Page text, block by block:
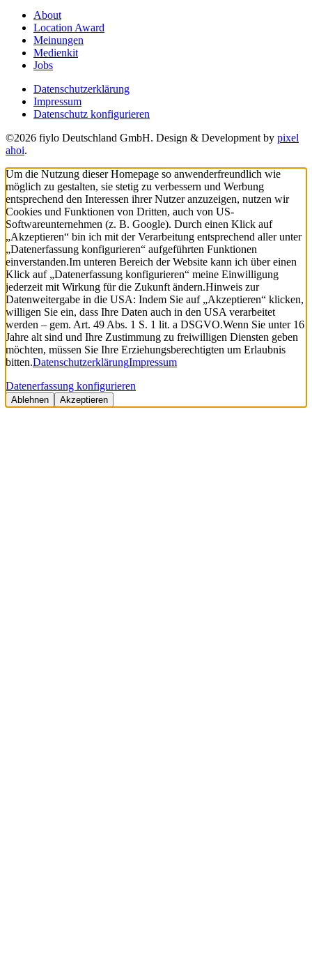
About
Location Award
Meinungen
Medienkit
Jobs
Datenschutzerklärung
Impressum
Datenschutz konfigurieren
©2026 fiylo Deutschland GmbH. Design & Development by pixel
ahoi.
Um die Nutzung dieser Homepage so anwenderfreundlich wie
möglich zu gestalten, sie stetig zu verbessern und Werbung
entsprechend den Interessen ihrer Nutzer anzuzeigen, nutzen wir
Cookies und Funktionen von Dritten, auch von US-
Softwareunternehmen (z. B. Google). Durch einen Klick auf
„Akzeptieren“ bin ich mit der Verarbeitung entsprechend aller unter
„Datenerfassung konfigurieren“ aufgeführten Funktionen
einverstanden.Im unteren Bereich der Website kann ich über einen
Klick auf „Datenerfassung konfigurieren“ meine Einwilligung
jederzeit mit Wirkung für die Zukunft ändern.Hinweis zur
Datenweitergabe in die USA: Indem Sie auf „Akzeptieren“ klicken,
willigen Sie ein, dass Ihre Daten auch in den USA verarbeitet
werden – gem. Art. 49 Abs. 1 S. 1 lit. a DSGVO.Wenn Sie unter 16
Jahre alt sind und Ihre Zustimmung zu freiwilligen Diensten geben
möchten, müssen Sie Ihre Erziehungsberechtigten um Erlaubnis
bitten.DatenschutzerklärungImpressum
Datenerfassung konfigurieren
Ablehnen Akzeptieren